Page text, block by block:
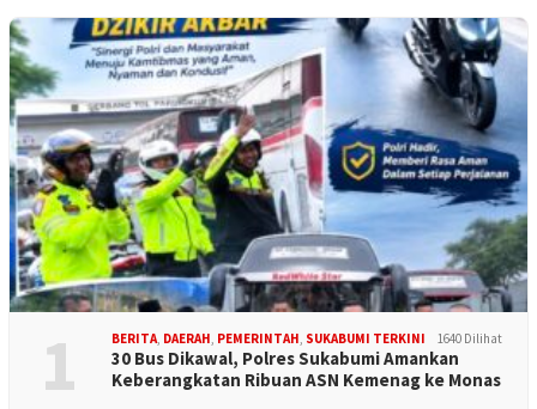
1 BERITA, DAERAH, PEMERINTAH, SUKABUMI TERKINI 1640 Dilihat
30 Bus Dikawal, Polres Sukabumi Amankan
Keberangkatan Ribuan ASN Kemenag ke Monas